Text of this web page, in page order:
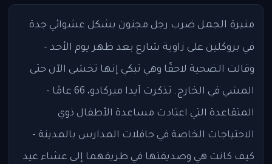
منيرة الجمل ضرب رجل مجنون بشكل عشوائي جدة
في بروكلين على زاوية شارع بعد ظهر يوم الأحد -
وقالت الضحية لاحقًا وهي تبكي إنها تخشى الآن حتى
المشي في الخارج. تذكرت آيدا ميركادو، 66 عامًا -
المتقاعدة التي اعتادت مساعدة الأطفال ذوي
الاحتياجات الخاصة في حافلات المدارس بالمدينة -
كيف كانت هي وصديقتها في طريقهما إلى عشاء عيد